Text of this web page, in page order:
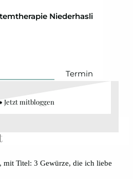
Termin
Jetzt mitbloggen
Exotische Trilogie,